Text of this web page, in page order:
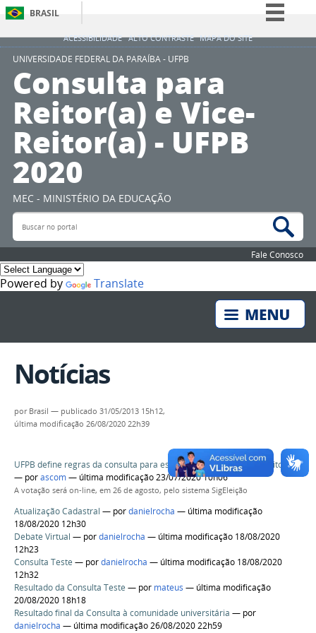
ACESSIBILIDADE ALTO CONTRASTE MAPA DO SITE
BRASIL
Simplifique!
Participe
Acesso à informação
Legislação
Canais
UNIVERSIDADE FEDERAL DA PARAÍBA - UFPB
Consulta para
Reitor(a) e Vice-
Reitor(a) - UFPB
2020
MEC - MINISTÉRIO DA EDUCAÇÃO
Buscar no portal
Fale Conosco
Powered by Translate
Notícias
por Brasil — publicado 31/05/2013 15h12,
última modificação 26/08/2020 22h39
UFPB define regras da consulta para escolha de reitor(a) e vice-reitor(a)
— porascom— última modificação 23/07/2020 10h06
A votação será on-line, em 26 de agosto, pelo sistema SigEleição
Atualização Cadastral — pordanielrocha — última modificação
18/08/2020 12h30
Debate Virtual — pordanielrocha — última modificação 18/08/2020
12h23
Consulta Teste — pordanielrocha — última modificação 18/08/2020
12h32
Resultado da Consulta Teste — por mateus — última modificação
20/08/2020 18h18
Resultado final da Consulta à comunidade universitária — por
danielrocha — última modificação 26/08/2020 22h59